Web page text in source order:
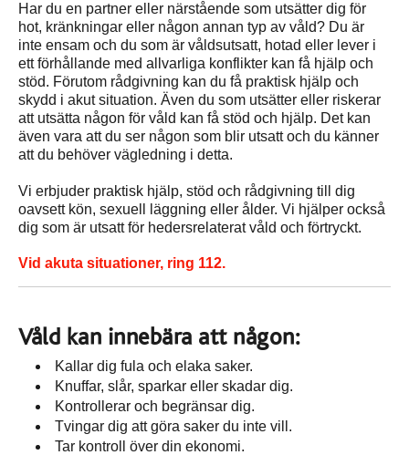
Har du en partner eller närstående som utsätter dig för
hot, kränkningar eller någon annan typ av våld? Du är
inte ensam och du som är våldsutsatt, hotad eller lever i
ett förhållande med allvarliga konflikter kan få hjälp och
stöd. Förutom rådgivning kan du få praktisk hjälp och
skydd i akut situation. Även du som utsätter eller riskerar
att utsätta någon för våld kan få stöd och hjälp. Det kan
även vara att du ser någon som blir utsatt och du känner
att du behöver vägledning i detta.
Vi erbjuder praktisk hjälp, stöd och rådgivning till dig
oavsett kön, sexuell läggning eller ålder. Vi hjälper också
dig som är utsatt för hedersrelaterat våld och förtryckt.
Vid akuta situationer, ring 112.
Våld kan innebära att någon:
Kallar dig fula och elaka saker.
Knuffar, slår, sparkar eller skadar dig.
Kontrollerar och begränsar dig.
Tvingar dig att göra saker du inte vill.
Tar kontroll över din ekonomi.